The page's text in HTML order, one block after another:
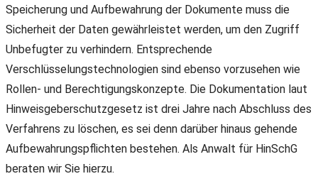
Speicherung und Aufbewahrung der Dokumente muss die
Sicherheit der Daten gewährleistet werden, um den Zugriff
Unbefugter zu verhindern. Entsprechende
Verschlüsselungstechnologien sind ebenso vorzusehen wie
Rollen- und Berechtigungskonzepte. Die Dokumentation laut
Hinweisgeberschutzgesetz ist drei Jahre nach Abschluss des
Verfahrens zu löschen, es sei denn darüber hinaus gehende
Aufbewahrungspflichten bestehen. Als Anwalt für HinSchG
beraten wir Sie hierzu.